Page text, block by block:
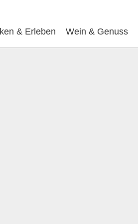
& Erleben Wein & Genuss